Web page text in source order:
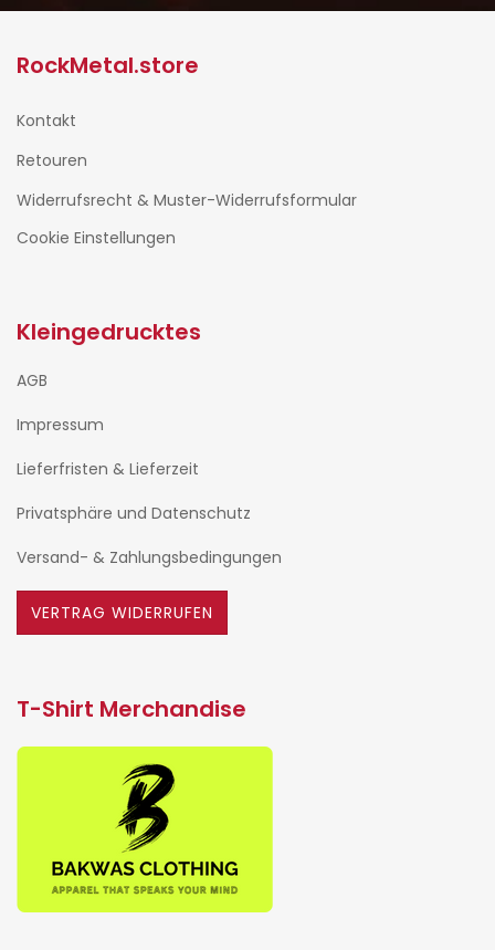
RockMetal.store
Kontakt
Retouren
Widerrufsrecht & Muster-Widerrufsformular
Cookie Einstellungen
Kleingedrucktes
AGB
Impressum
Lieferfristen & Lieferzeit
Privatsphäre und Datenschutz
Versand- & Zahlungsbedingungen
VERTRAG WIDERRUFEN
T-Shirt Merchandise